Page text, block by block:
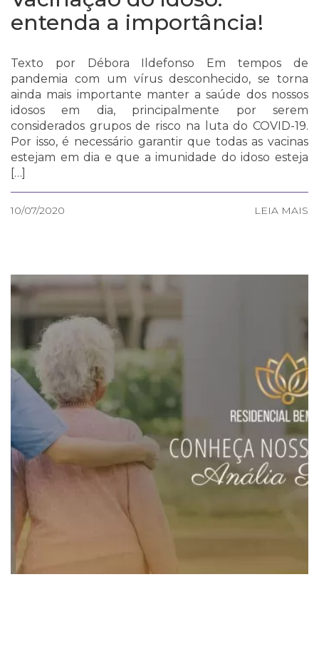
entenda a importância!
Texto por Débora Ildefonso Em tempos de
pandemia com um vírus desconhecido, se torna
ainda mais importante manter a saúde dos nossos
idosos em dia, principalmente por serem
considerados grupos de risco na luta do COVID-19.
Por isso, é necessário garantir que todas as vacinas
estejam em dia e que a imunidade do idoso esteja
[…]
10/07/2020 LEIA MAIS